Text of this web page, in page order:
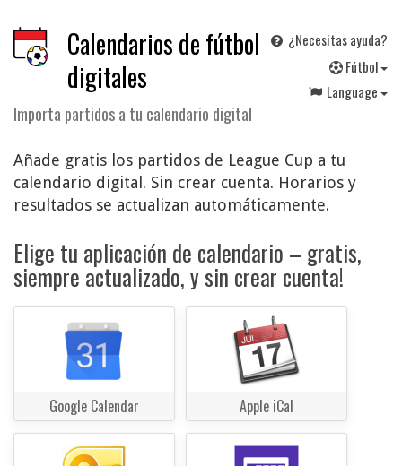
Calendarios de fútbol
digitales
Importa partidos a tu calendario digital
¿Necesitas ayuda?
Fútbol
Language
Añade gratis los partidos de League Cup a tu
calendario digital. Sin crear cuenta. Horarios y
resultados se actualizan automáticamente.
Elige tu aplicación de calendario – gratis,
siempre actualizado, y sin crear cuenta!
Google Calendar Apple iCal